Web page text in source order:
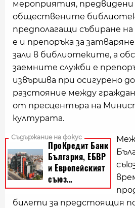
мероприятия, предвидени
обществените
предполагащи събиране
е и препоръка за
зали в библиотеките, а
заемните служби е
извършва при осигурено
разстояние между
от пресцентъра на
културата.
билети за предстоящия